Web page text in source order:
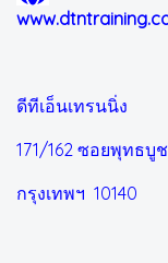
ดีทีเอ็นเทรนนิ่ง
171/162 ซอยพุทธบู
กรุงเทพฯ 10140